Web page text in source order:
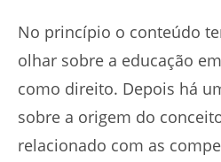
No princípio o conteúdo
olhar sobre a educação
como direito. Depois há
sobre a origem do
relacionado com as